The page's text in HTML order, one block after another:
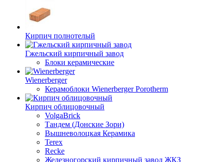
Кирпич полнотелый
Гжельский кирпичный завод
Блоки керамические
Wienerberger
Керамоблоки Wienerberger Porotherm
Кирпич облицовочный
VolgaBrick
Тандем (Донские Зори)
Вышневолоцкая Керамика
Terex
Recke
Железногорский кирпичный завод ЖКЗ